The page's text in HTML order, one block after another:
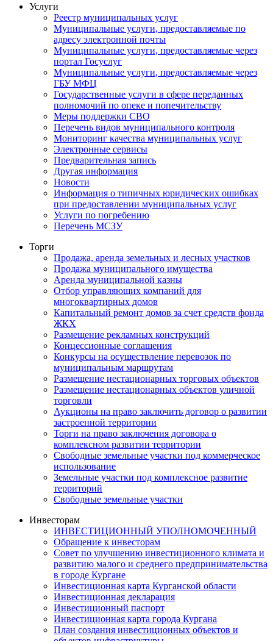
Услуги
Реестр муниципальных услуг
Муниципальные услуги, предоставляемые по
адресу электронной почты
Муниципальные услуги, предоставляемые через
портал Госуслуг
Муниципальные услуги, предоставляемые через
ГБУ МФЦ
Государственные услуги в сфере переданных
полномочий по опеке и попечительству
Меры поддержки СВО
Перечень видов муниципального контроля
Мониторинг качества муниципальных услуг
Электронные сервисы
Предварительная запись
Другая информация
Новости
Информация о типичных юридических ошибках
при предоставлении муниципальных услуг
Услуги по погребению
Перечень МСЗУ
Торги
Продажа, аренда земельных и лесных участков
Продажа муниципального имущества
Аренда муниципальной казны
Отбор управляющих компаний для
многоквартирных домов
Капитальный ремонт домов за счет средств фонда
ЖКХ
Размещение рекламных конструкций
Концессионные соглашения
Конкурсы на осуществление перевозок по
муниципальным маршрутам
Размещение нестационарных торговых объектов
Размещение нестационарных объектов уличной
торговли
Аукционы на право заключить договор о развитии
застроенной территории
Торги на право заключения договора о
комплексном развитии территории
Свободные земельные участки под коммерческое
использование
Земельные участки под комплексное развитие
территорий
Свободные земельные участки
Инвесторам
ИНВЕСТИЦИОННЫЙ УПОЛНОМОЧЕННЫЙ
Обращение к инвесторам
Совет по улучшению инвестиционного климата и
развитию малого и среднего предпринимательства
в городе Кургане
Инвестиционная карта Курганской области
Инвестиционная декларация
Инвестиционный паспорт
Инвестиционная карта города Кургана
План создания инвестиционных объектов и